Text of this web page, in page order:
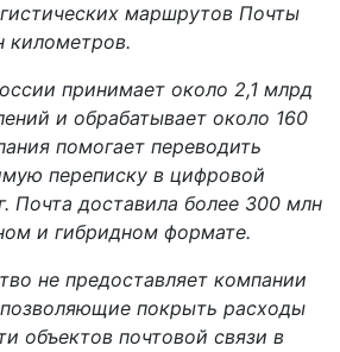
маршрутов Почты
километров.
принимает около 2,1 млрд
и обрабатывает около 160
помогает переводить
переписку в цифровой
Почта доставила более 300 млн
и гибридном формате.
не предоставляет компании
покрыть расходы
объектов почтовой связи в